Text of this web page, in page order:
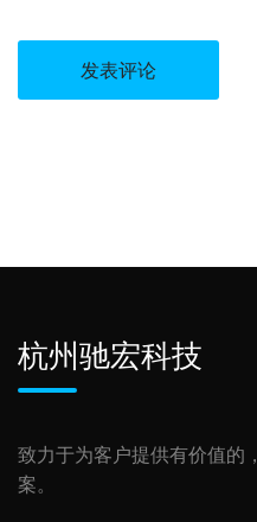
杭州驰宏科技
致力于为客户提供有价值的
案。